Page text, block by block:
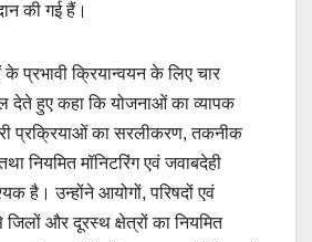
की गई हैं।
प्रभावी क्रियान्वयन के लिए चार
देते हुए कहा कि योजनाओं का व्यापक
प्रक्रियाओं का सरलीकरण, तकनीक
नियमित मॉनिटरिंग एवं जवाबदेही
है। उन्होंने आयोगों, परिषदों एवं
और दूरस्थ क्षेत्रों का नियमित